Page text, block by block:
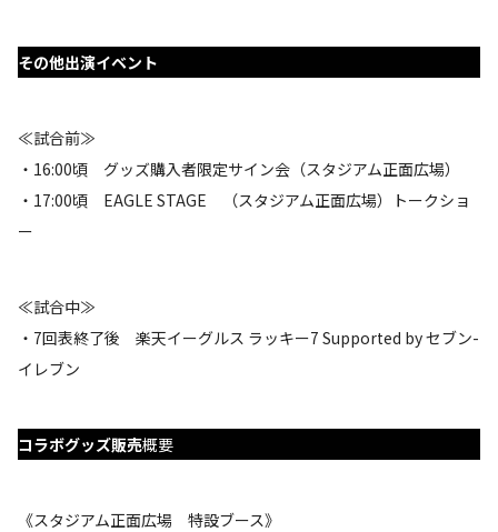
その他出演イベント
≪試合前≫
・16:00頃 グッズ購入者限定サイン会（スタジアム正面広場）
・17:00頃 EAGLE STAGE （スタジアム正面広場）トークショ
ー
≪試合中≫
・7回表終了後 楽天イーグルス ラッキー7 Supported by セブン-
イレブン
コラボグッズ販売概要
《スタジアム正面広場 特設ブース》